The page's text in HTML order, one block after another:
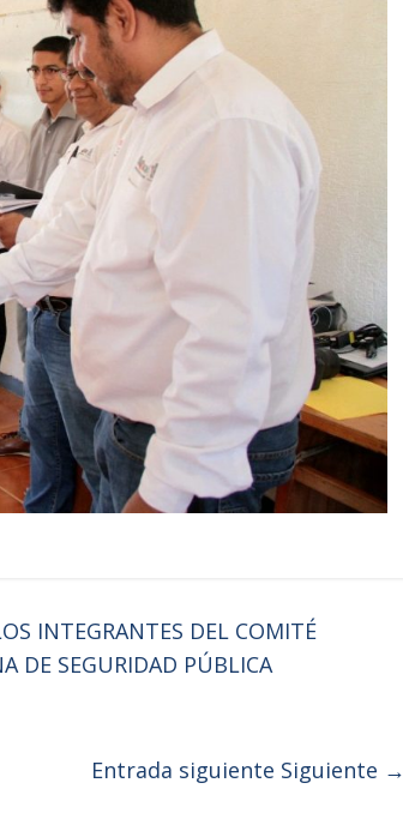
INTEGRANTES DEL COMITÉ
DE SEGURIDAD PÚBLICA
Entrada siguiente Siguiente →